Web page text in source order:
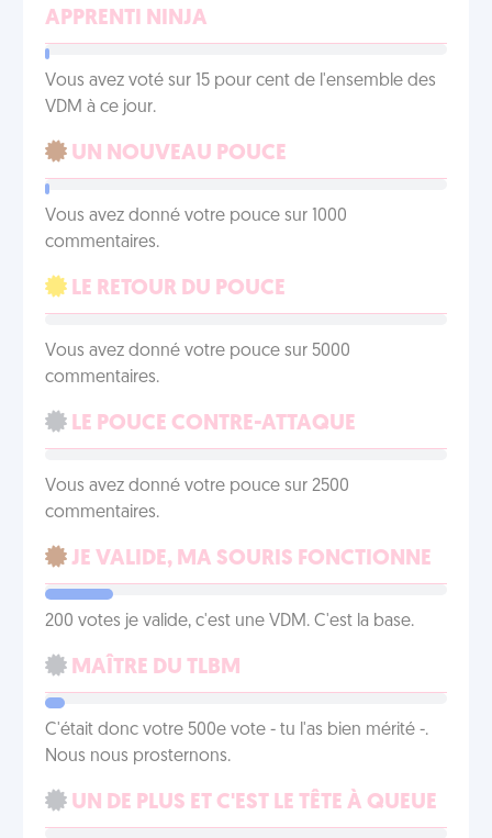
APPRENTI NINJA
Vous avez voté sur 15 pour cent de l'ensemble des
VDM à ce jour.
UN NOUVEAU POUCE
Vous avez donné votre pouce sur 1000
commentaires.
LE RETOUR DU POUCE
Vous avez donné votre pouce sur 5000
commentaires.
LE POUCE CONTRE-ATTAQUE
Vous avez donné votre pouce sur 2500
commentaires.
JE VALIDE, MA SOURIS FONCTIONNE
200 votes je valide, c'est une VDM. C'est la base.
MAÎTRE DU TLBM
C'était donc votre 500e vote - tu l'as bien mérité -.
Nous nous prosternons.
UN DE PLUS ET C'EST LE TÊTE À QUEUE